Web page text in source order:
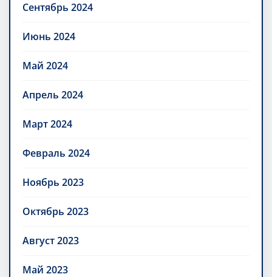
Сентябрь 2024
Июнь 2024
Май 2024
Апрель 2024
Март 2024
Февраль 2024
Ноябрь 2023
Октябрь 2023
Август 2023
Май 2023